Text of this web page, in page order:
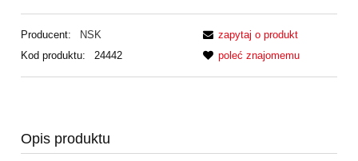
Producent:
NSK
Kod produktu:
24442
zapytaj o produkt
poleć znajomemu
Opis produktu